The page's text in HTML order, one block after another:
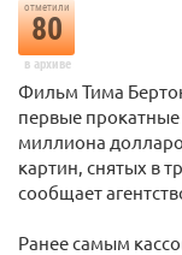
отметили
80
в архиве
Фильм Тима
первые
миллиона
картин, снятых в
сообщает
Ранее самым